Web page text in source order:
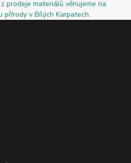
prodeje materiálů věnujeme na
přírody v Bílých Karpatech.